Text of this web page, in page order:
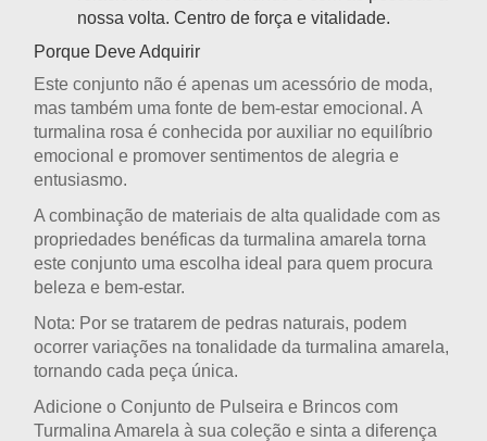
nossa volta. Centro de força e vitalidade.
Porque Deve Adquirir
Este conjunto não é apenas um acessório de moda,
mas também uma fonte de bem-estar emocional. A
turmalina rosa é conhecida por auxiliar no equilíbrio
emocional e promover sentimentos de alegria e
entusiasmo.
A combinação de materiais de alta qualidade com as
propriedades benéficas da turmalina amarela torna
este conjunto uma escolha ideal para quem procura
beleza e bem-estar.
Nota: Por se tratarem de pedras naturais, podem
ocorrer variações na tonalidade da turmalina amarela,
tornando cada peça única.
Adicione o Conjunto de Pulseira e Brincos com
Turmalina Amarela à sua coleção e sinta a diferença